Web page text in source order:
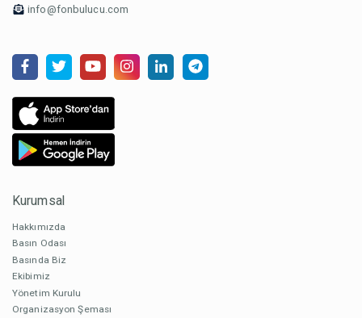
info@fonbulucu.com
Kurumsal
Hakkımızda
Basın Odası
Basında Biz
Ekibimiz
Yönetim Kurulu
Organizasyon Şeması